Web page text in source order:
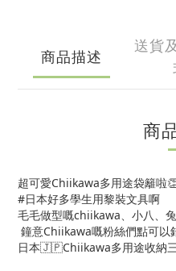
商品描述
送貨
商
超可愛Chiikawa多用途袋籬啦
#日本好多學生用黎裝文具啊
毛毛做型嘅chiikawa、小八、
鐘意Chiikawa嘅粉絲們點可以
日本🇯🇵Chiikawa多用途收納